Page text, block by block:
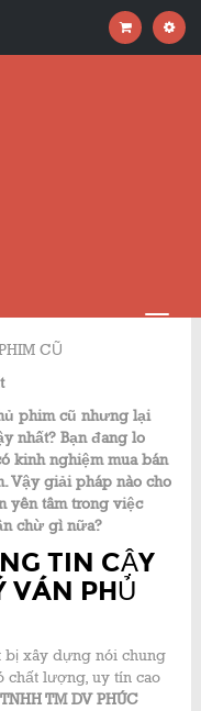
CŨ
phim cũ nhưng lại
nhất? Bạn đang lo
kinh nghiệm mua bán
Vậy giải pháp nào cho
yên tâm trong việc
chừ gì nữa?
TIN CẬY
VÁN PHỦ
bị xây dựng nói chung
chất lượng, uy tín cao
TM DV PHÚC